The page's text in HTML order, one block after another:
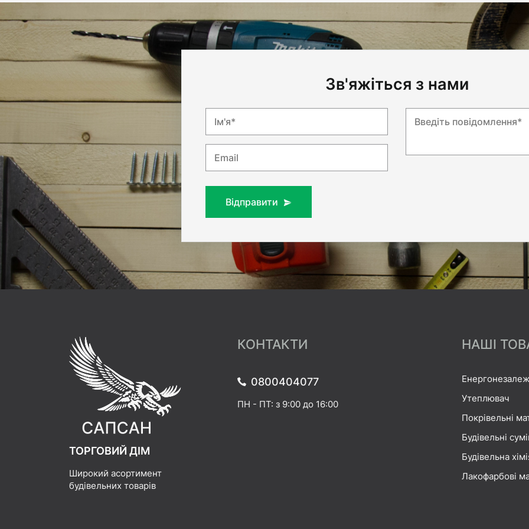
Зв'яжіться з нами
Ім'я*
Email
Введіть повідомлення*
Відправити
ТОРГОВИЙ ДІМ
Широкий асортимент
будівельних товарів
КОНТАКТИ
0800404077
ПН - ПТ: з 9:00 до 16:00
НАШІ
Утеплювач
Покрівельні
Будівельні
Будівельна
Лакофарбові